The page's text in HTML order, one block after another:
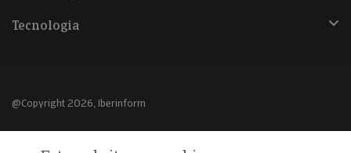
Tecnologia
@Copyright 2026, Iberinform